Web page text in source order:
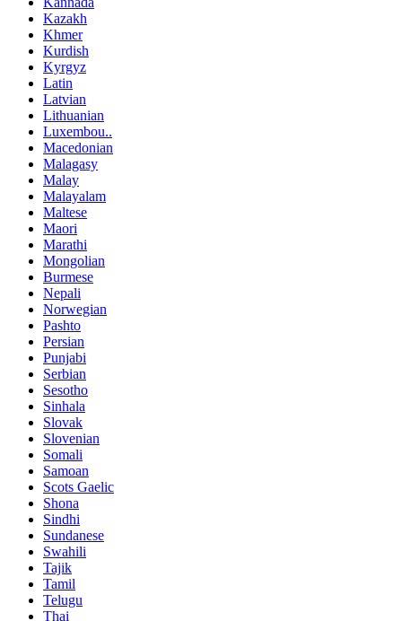
Kazakh
Khmer
Kurdish
Kyrgyz
Latin
Latvian
Lithuanian
Luxembou..
Macedonian
Malagasy
Malay
Malayalam
Maltese
Maori
Marathi
Mongolian
Burmese
Nepali
Norwegian
Pashto
Persian
Punjabi
Serbian
Sesotho
Sinhala
Slovak
Slovenian
Somali
Samoan
Scots Gaelic
Shona
Sindhi
Sundanese
Swahili
Tajik
Tamil
Telugu
Thai